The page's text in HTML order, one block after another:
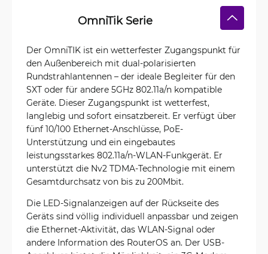
OmniTik Serie
Der OmniTIK ist ein wetterfester Zugangspunkt für
den Außenbereich mit dual-polarisierten
Rundstrahlantennen – der ideale Begleiter für den
SXT oder für andere 5GHz 802.11a/n kompatible
Geräte. Dieser Zugangspunkt ist wetterfest,
langlebig und sofort einsatzbereit. Er verfügt über
fünf 10/100 Ethernet-Anschlüsse, PoE-
Unterstützung und ein eingebautes
leistungsstarkes 802.11a/n-WLAN-Funkgerät. Er
unterstützt die Nv2 TDMA-Technologie mit einem
Gesamtdurchsatz von bis zu 200Mbit.
Die LED-Signalanzeigen auf der Rückseite des
Geräts sind völlig individuell anpassbar und zeigen
die Ethernet-Aktivität, das WLAN-Signal oder
andere Information des RouterOS an. Der USB-